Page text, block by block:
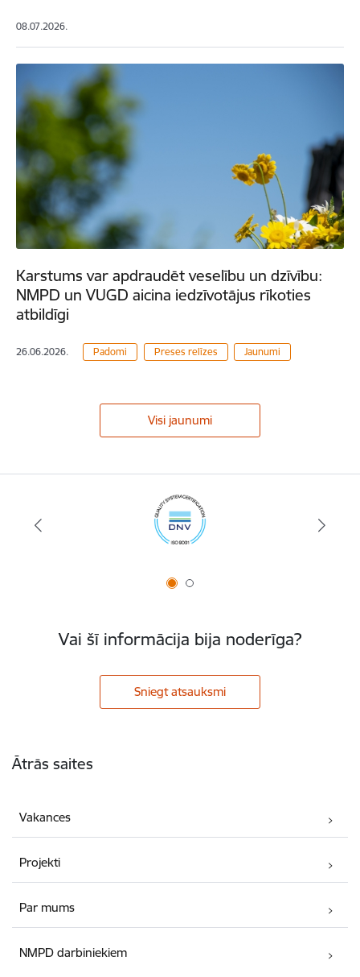
08.07.2026.
Karstums var apdraudēt veselību un dzīvību:
NMPD un VUGD aicina iedzīvotājus rīkoties
atbildīgi
26.06.2026. Padomi Preses relīzes Jaunumi
Visi jaunumi
Vai šī informācija bija noderīga?
Sniegt atsauksmi
Ātrās saites
Vakances
Projekti
Par mums
NMPD darbiniekiem